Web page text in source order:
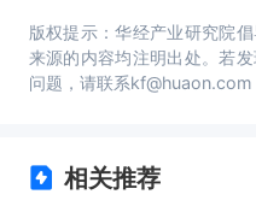
版权提示：华经产业研究院
来源的内容均注明出处。若
问题，请联系kf@huaon.com
相关推荐